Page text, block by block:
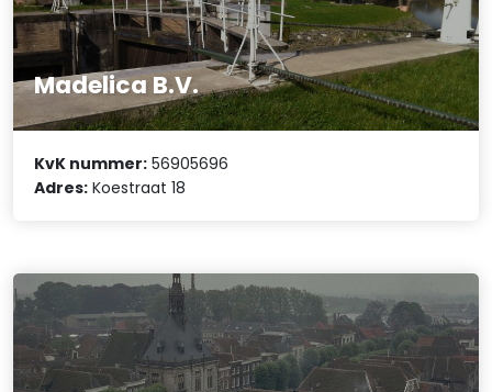
Madelica B.V.
KvK nummer: 56905696
Adres: Koestraat 18